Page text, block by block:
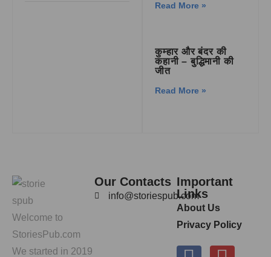
Read More »
कुम्हार और बंदर की
कहानी – बुद्धिमानी की
जीत
Read More »
Welcome to
StoriesPub.com
We started in 2019
Our Contacts
info@storiespub.com
Important
Links
About Us
Privacy Policy